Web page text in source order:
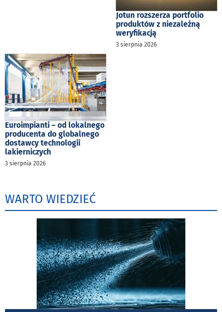
Jotun rozszerza portfolio
produktów z niezależną
weryfikacją
3 sierpnia 2026
Euroimpianti – od lokalnego
producenta do globalnego
dostawcy technologii
lakierniczych
3 sierpnia 2026
WARTO WIEDZIEĆ